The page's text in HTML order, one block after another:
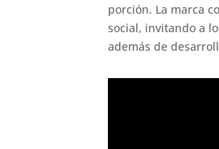
porción. La marca
social, invitando a
además de